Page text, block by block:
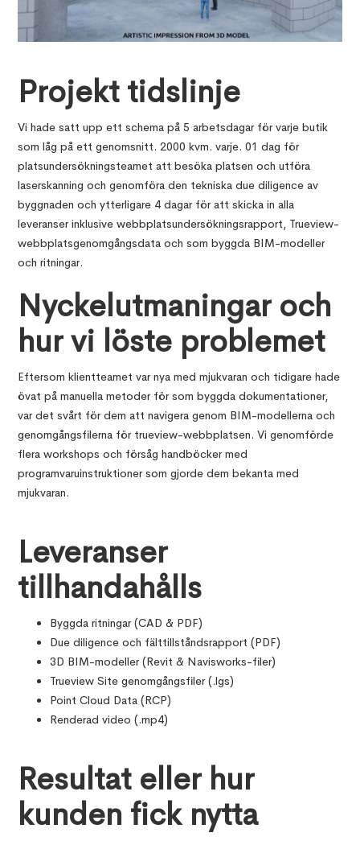
Projekt tidslinje
Vi hade satt upp ett schema på 5 arbetsdagar för varje butik
som låg på ett genomsnitt. 2000 kvm. varje. 01 dag för
platsundersökningsteamet att besöka platsen och utföra
laserskanning och genomföra den tekniska due diligence av
byggnaden och ytterligare 4 dagar för att skicka in alla
leveranser inklusive webbplatsundersökningsrapport, Trueview-
webbplatsgenomgångsdata och som byggda BIM-modeller
och ritningar.
Nyckelutmaningar och
hur vi löste problemet
Eftersom klientteamet var nya med mjukvaran och tidigare hade
övat på manuella metoder för som byggda dokumentationer,
var det svårt för dem att navigera genom BIM-modellerna och
genomgångsfilerna för trueview-webbplatsen. Vi genomförde
flera workshops och försåg handböcker med
programvaruinstruktioner som gjorde dem bekanta med
mjukvaran.
Leveranser
tillhandahålls
Byggda ritningar (CAD & PDF)
Due diligence och fälttillståndsrapport (PDF)
3D BIM-modeller (Revit & Navisworks-filer)
Trueview Site genomgångsfiler (.lgs)
Point Cloud Data (RCP)
Renderad video (.mp4)
Resultat eller hur
kunden fick nytta